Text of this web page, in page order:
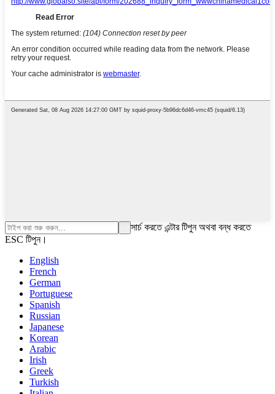
সার্চ করতে এন্টার টিপুন অথবা বন্ধ করতে
ESC টিপুন।
English
French
German
Portuguese
Spanish
Russian
Japanese
Korean
Arabic
Irish
Greek
Turkish